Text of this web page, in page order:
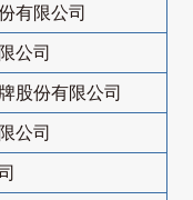
有限公司
公司
股份有限公司
公司